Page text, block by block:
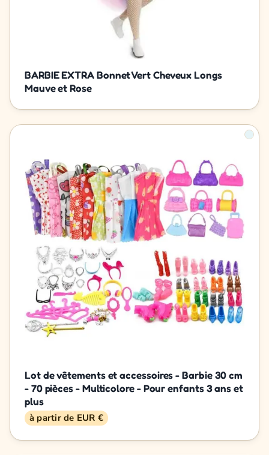
BARBIE EXTRA Bonnet Vert Cheveux Longs
Mauve et Rose
Lot de vêtements et accessoires - Barbie 30 cm
- 70 pièces - Multicolore - Pour enfants 3 ans et
plus
à partir de EUR €